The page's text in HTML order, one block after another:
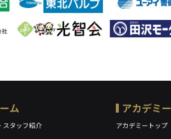
ム
スタッフ紹介
アカデミ
アカデミートップ